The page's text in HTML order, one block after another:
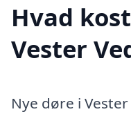
Hvad
Vester
Nye døre i